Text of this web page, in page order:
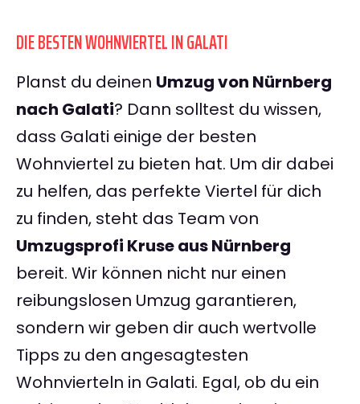
DIE BESTEN WOHNVIERTEL IN GALATI
Planst du deinen Umzug von Nürnberg
nach Galati? Dann solltest du wissen,
dass Galati einige der besten
Wohnviertel zu bieten hat. Um dir dabei
zu helfen, das perfekte Viertel für dich
zu finden, steht das Team von
Umzugsprofi Kruse aus Nürnberg
bereit. Wir können nicht nur einen
reibungslosen Umzug garantieren,
sondern wir geben dir auch wertvolle
Tipps zu den angesagtesten
Wohnvierteln in Galati. Egal, ob du ein